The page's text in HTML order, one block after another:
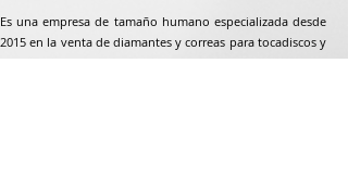
Es una empresa de tamaño humano especializada desde
2015 en la venta de diamantes y correas para tocadiscos y
tocadiscos antiguos de los años 60 a 1995. Pero no solo...